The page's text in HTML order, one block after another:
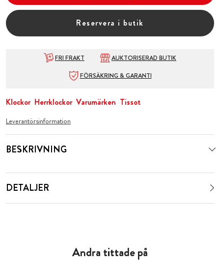
Reservera i butik
FRI FRAKT
AUKTORISERAD BUTIK
FÖRSÄKRING & GARANTI
Klockor Herrklockor Varumärken Tissot
Leverantörsinformation
BESKRIVNING
DETALJER
Andra tittade på